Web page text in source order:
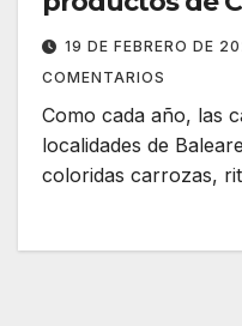
19 DE FEBRERO DE
COMENTARIOS
Como cada año, las
localidades de
coloridas carrozas,